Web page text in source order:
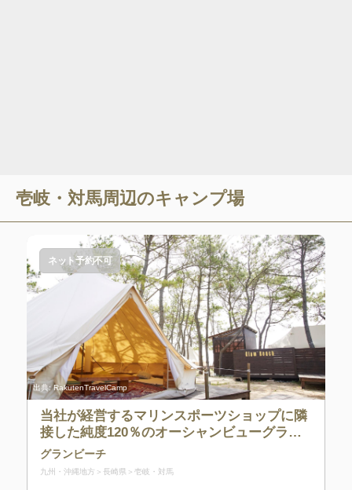
壱岐・対馬周辺のキャンプ場
出典:RakutenTravelCamp
ネット予約不可
当社が経営するマリンスポーツショップに隣
接した純度120％のオーシャンビューグラン
ピング施設。テントの前には白い砂浜と青い
海が広がりプライベートビーチで寛ぎ贅沢な
グランビーチ
九州・沖縄地方 長崎県 壱岐・対馬